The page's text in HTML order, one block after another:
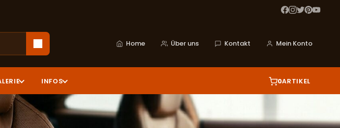
Home Über uns Kontakt Mein Konto
INFOS 0ARTIKEL